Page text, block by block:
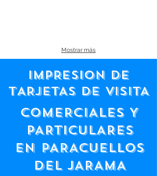
Mostrar más
IMPRESIoN DE
tARJETAS DE VISITA
COMERCIALES Y
PARTICULARES
EN PARACUELLOS
DEL JARAMA